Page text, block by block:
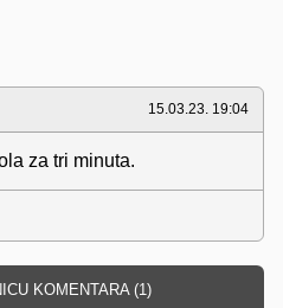
15.03.23. 19:04
za tri minuta.
KOMENTARA (1)